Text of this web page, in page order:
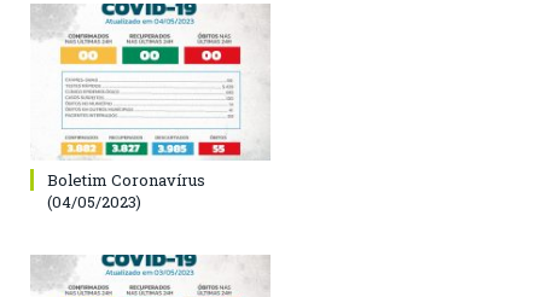
Boletim Coronavírus
(04/05/2023)